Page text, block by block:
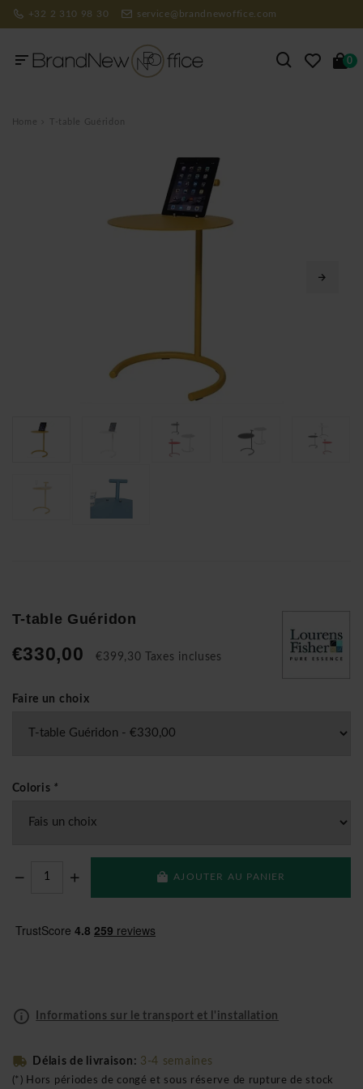
+32 2 310 98 30 service@brandnewoffice.com
0
Home T-table Guéridon
T-table Guéridon
€330,00 €399,30 Taxes incluses
Faire un choix
Coloris *
AJOUTER AU PANIER
Informations sur le transport et l'installation
Délais de livraison: 3-4 semaines
(*) Hors périodes de congé et sous réserve de rupture de stock